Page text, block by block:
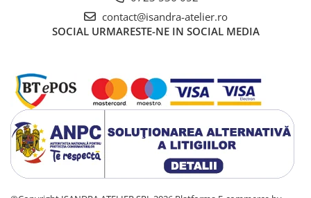
contact@isandra-atelier.ro
SOCIAL URMARESTE-NE IN SOCIAL MEDIA